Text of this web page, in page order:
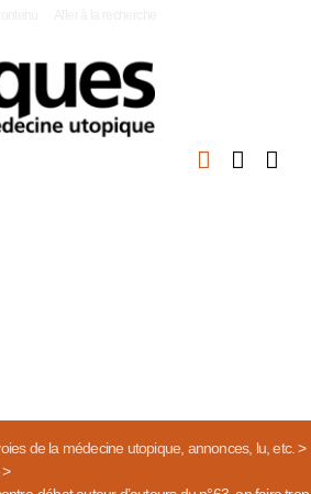
de la médecine utopique, annonces, lu, etc.>
>